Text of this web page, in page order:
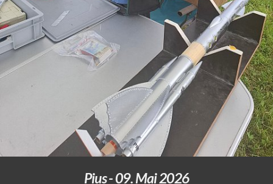
Pius - 09. Mai 2026